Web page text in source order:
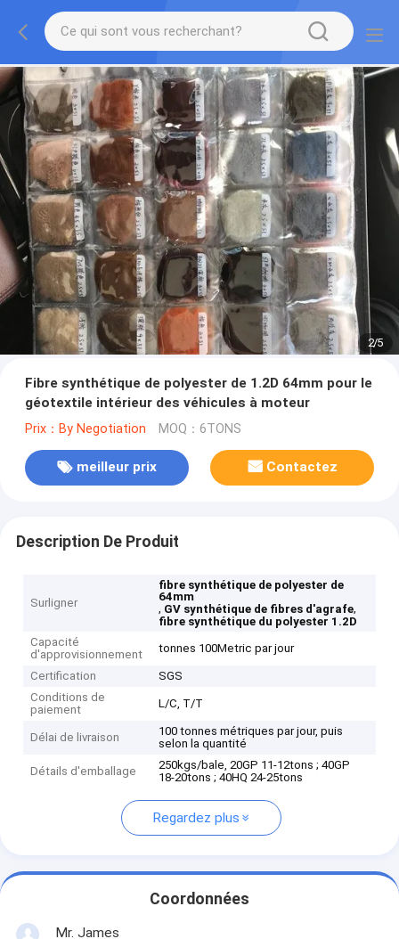
2/5
Fibre synthétique de polyester de 1.2D 64mm pour le
géotextile intérieur des véhicules à moteur
Prix：By Negotiation MOQ：6TONS
meilleur prix Contactez
Description De Produit
Surligner
fibre synthétique de polyester de
64mm
, GV synthétique de fibres d'agrafe,
fibre synthétique du polyester 1.2D
Capacité
d'approvisionnement
tonnes 100Metric par jour
Certification
SGS
Conditions de
paiement
L/C, T/T
Délai de livraison
100 tonnes métriques par jour, puis
selon la quantité
Détails d'emballage
250kgs/bale, 20GP 11-12tons ; 40GP
18-20tons ; 40HQ 24-25tons
Regardez plus
Coordonnées
Mr. James